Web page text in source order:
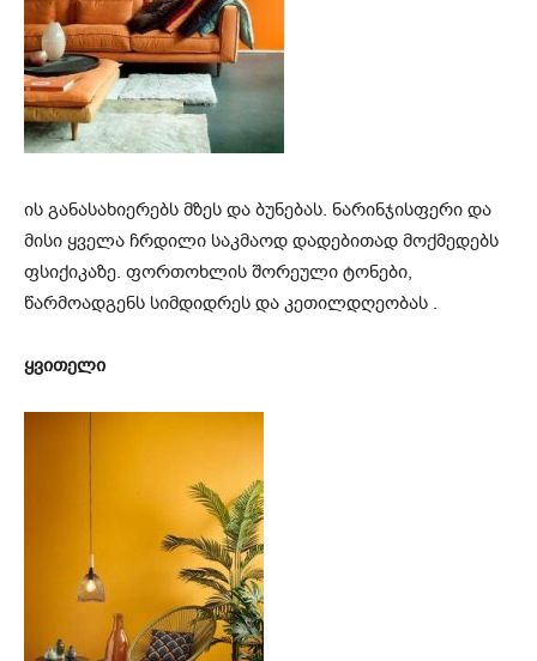
ის განასახიერებს მზეს და ბუნებას. ნარინჯისფერი და
მისი ყველა ჩრდილი საკმაოდ დადებითად მოქმედებს
ფსიქიკაზე. ფორთოხლის შორეული ტონები,
წარმოადგენს სიმდიდრეს და კეთილდღეობას .
ყვითელი